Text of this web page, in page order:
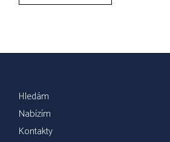
Hledám
Nabízím
Kontakty